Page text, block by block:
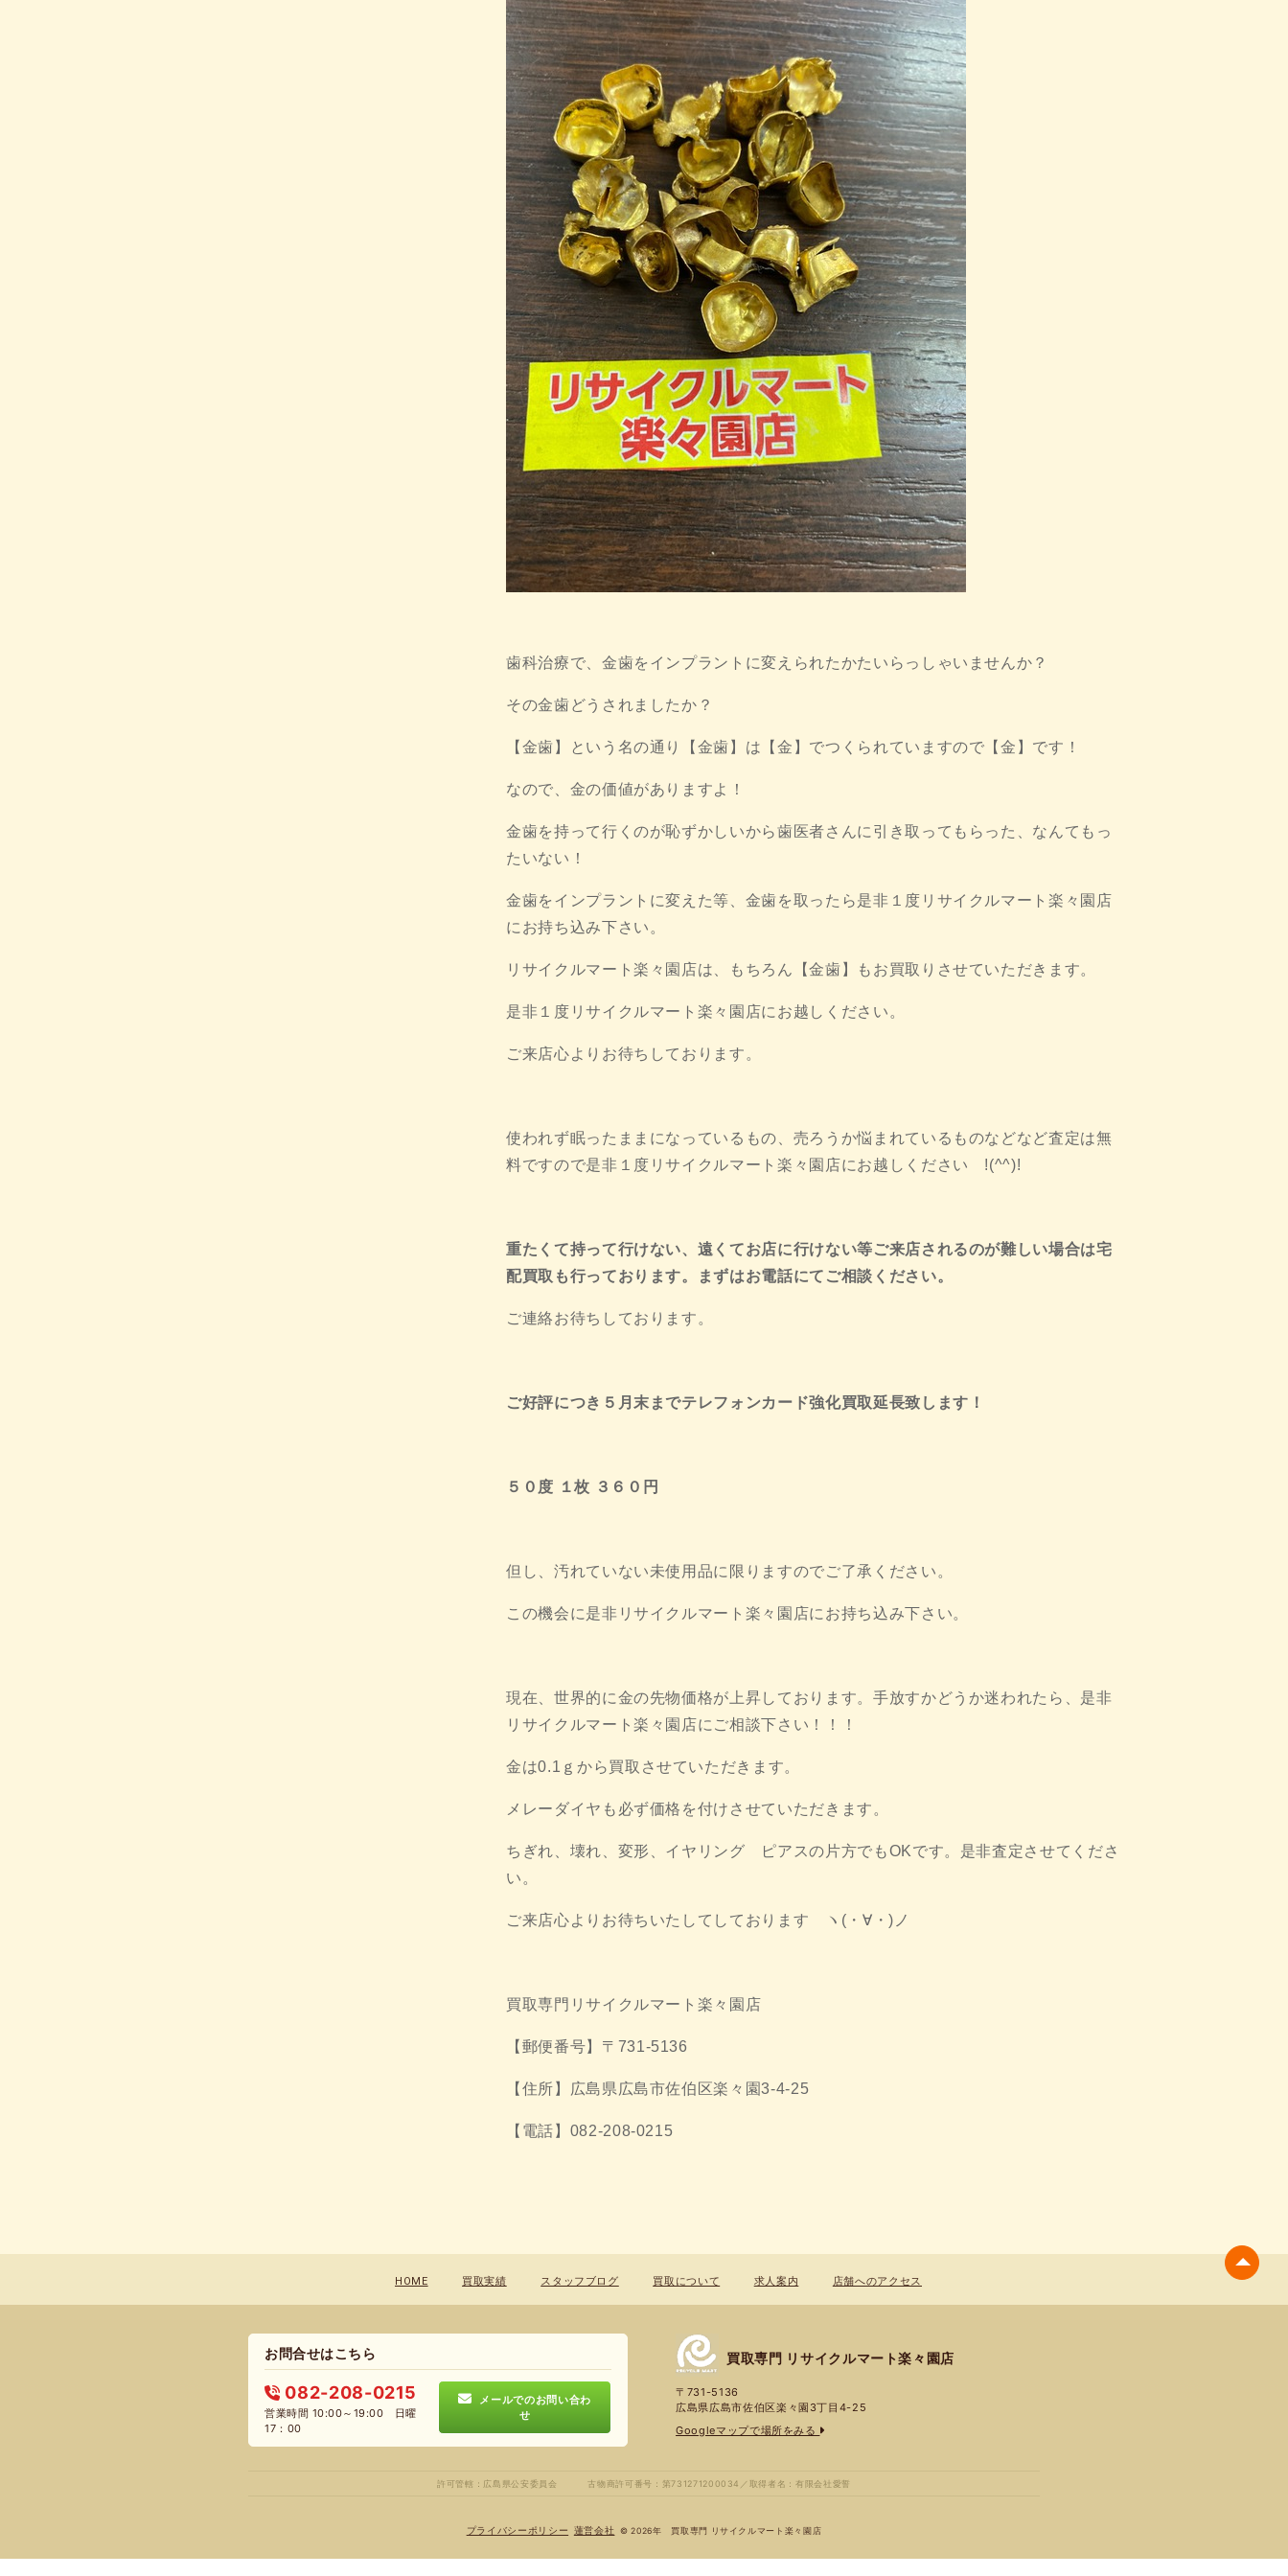
歯科治療で、金歯をインプラントに変えられたかたいらっしゃいませんか？
その金歯どうされましたか？
【金歯】という名の通り【金歯】は【金】でつくられていますので【金】です！
なので、金の価値がありますよ！
金歯を持って行くのが恥ずかしいから歯医者さんに引き取ってもらった、なんてもっ
たいない！
金歯をインプラントに変えた等、金歯を取ったら是非１度リサイクルマート楽々園店
にお持ち込み下さい。
リサイクルマート楽々園店は、もちろん【金歯】もお買取りさせていただきます。
是非１度リサイクルマート楽々園店にお越しください。
ご来店心よりお待ちしております。
使われず眠ったままになっているもの、売ろうか悩まれているものなどなど査定は無
料ですので是非１度リサイクルマート楽々園店にお越しください !(^^)!
重たくて持って行けない、遠くてお店に行けない等ご来店されるのが難しい場合は宅
配買取も行っております。まずはお電話にてご相談ください。
ご連絡お待ちしております。
ご好評につき５月末までテレフォンカード強化買取延長致します！
５０度 １枚 ３６０円
但し、汚れていない未使用品に限りますのでご了承ください。
この機会に是非リサイクルマート楽々園店にお持ち込み下さい。
現在、世界的に金の先物価格が上昇しております。手放すかどうか迷われたら、是非
リサイクルマート楽々園店にご相談下さい！！！
金は0.1ｇから買取させていただきます。
メレーダイヤも必ず価格を付けさせていただきます。
ちぎれ、壊れ、変形、イヤリング ピアスの片方でもOKです。是非査定させてくださ
い。
ご来店心よりお待ちいたしてしております ヽ(・∀・)ノ
買取専門リサイクルマート楽々園店
【郵便番号】〒731-5136
【住所】広島県広島市佐伯区楽々園3-4-25
【電話】082-208-0215
HOME 買取実績 スタッフブログ 買取について 求人案内 店舗へのアクセス
お問合せはこちら
082-208-0215
営業時間 10:00～19:00 日曜
17：00
メールでのお問い合わ
せ
買取専門 リサイクルマート楽々園店
〒731-5136
広島県広島市佐伯区楽々園3丁目4-25
Googleマップで場所をみる
許可管轄：広島県公安委員会 古物商許可番号：第731271200034／ 取得者名：有限会社愛誓
プライバシーポリシー 蓮営会社 © 2026年 買取専門 リサイクルマート楽々園店